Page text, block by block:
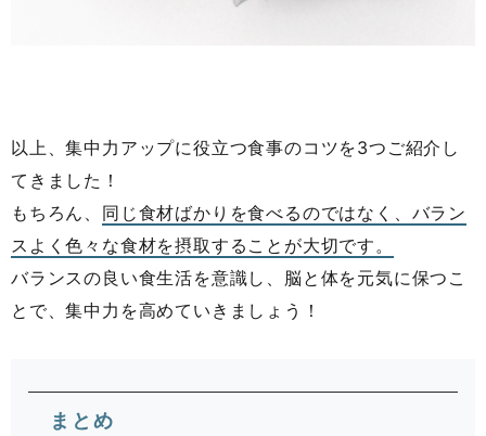
以上、集中力アップに役立つ食事のコツを3つご紹介し
てきました！
もちろん、 同じ食材ばかりを食べるのではなく、バラン
スよく色々な食材を摂取することが大切です。
バランスの良い食生活を意識し、脳と体を元気に保つこ
とで、集中力を高めていきましょう！
まとめ